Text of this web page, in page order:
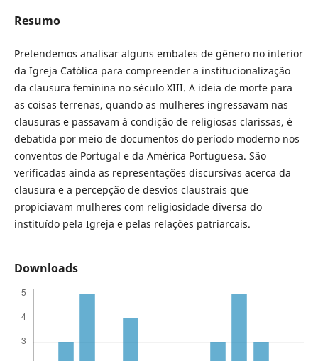
Resumo
Pretendemos analisar alguns embates de gênero no interior
da Igreja Católica para compreender a institucionalização
da clausura feminina no século XIII. A ideia de morte para
as coisas terrenas, quando as mulheres ingressavam nas
clausuras e passavam à condição de religiosas clarissas, é
debatida por meio de documentos do período moderno nos
conventos de Portugal e da América Portuguesa. São
verificadas ainda as representações discursivas acerca da
clausura e a percepção de desvios claustrais que
propiciavam mulheres com religiosidade diversa do
instituído pela Igreja e pelas relações patriarcais.
Downloads